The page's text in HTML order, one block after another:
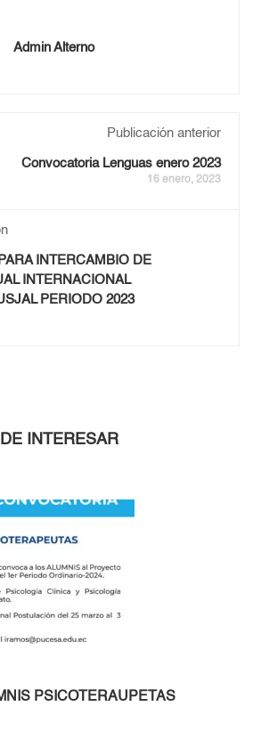
Admin Alterno
Publicación anterior
Convocatoria Lenguas enero 2023
16 enero, 2023
INTERCAMBIO DE
INTERNACIONAL
PERIODO 2023
INTERESAR
PSICOTERAUPETAS